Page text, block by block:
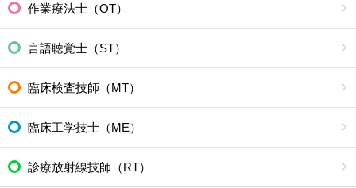
作業療法士（OT）
言語聴覚士（ST）
臨床検査技師（MT）
臨床工学技士（ME）
診療放射線技師（RT）